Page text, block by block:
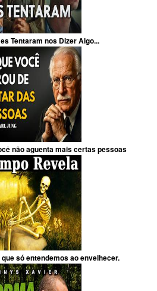
Tentaram nos Dizer Algo...
não aguenta mais certas pessoas
só entendemos ao envelhecer.